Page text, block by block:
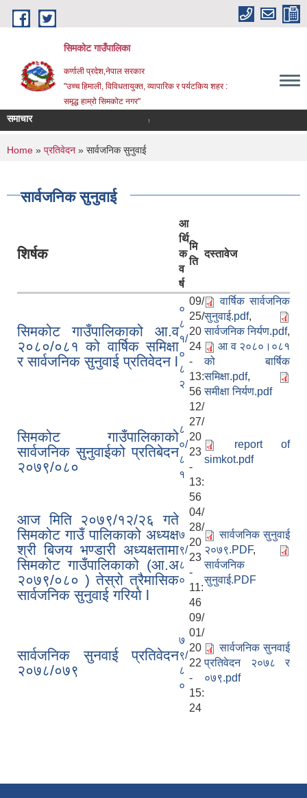
Skip to main content
सिमकोट गाउँपालिका
कर्णाली प्रदेश,नेपाल सरकार
"उच्च हिमाली, विविधतायुक्त, व्यापारिक र पर्यटकिय शहर :
समृद्ध हाम्रो सिमकोट नगर"
समाचार
You are here
Home » प्रतिवेदन » सार्वजनिक सुनुवाई
सार्वजनिक सुनुवाई
शिर्षक
आ
र्थि
क
व
र्ष
मि
ति
दस्तावेज
सिमकोट गाउँपालिकाको आ.व
२०८०/०८१ को वार्षिक समिक्षा
र सार्वजनिक सुनुवाई प्रतिवेदन l
०
८
१/
०
८
२
09/
25/
20
24
-
13:
56
वार्षिक सार्वजनिक
सुनुवाई.pdf,
सार्वजनिक निर्यण.pdf,
आ व २०८०।०८१
को बार्षिक
समिक्षा.pdf,
समीक्षा निर्यण.pdf
सिमकोट गाउँपालिकाको
सार्वजनिक सुनुवाईको प्रतिबेदन
२०७९/०८०
८
०/
८
१
12/
27/
20
23
-
13:
56
report of
simkot.pdf
आज मिति २०७९/१२/२६ गते
सिमकोट गाउँ पालिकाको अध्यक्ष
श्री बिजय भण्डारी अध्यक्षतामा
सिमकोट गाउँपालिकाको (आ.अ
२०७९/०८० ) तेस्रो त्रैमासिक
सार्वजनिक सुनुवाई गरियो l
७
९/
८
०
04/
28/
20
23
-
11:
46
सार्वजनिक सुनुवाई
२०७९.PDF,
सार्वजनिक
सुनुवाई.PDF
सार्वजनिक सुनवाई प्रतिवेदन
२०७८/०७९
७
९/
८
०
09/
01/
20
22
-
15:
24
सार्वजनिक सुनवाई
प्रतिवेदन २०७८ र
०७९.pdf